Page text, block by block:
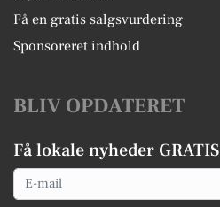
Få en gratis salgsvurdering
Sponsoreret indhold
BLIV OPDATERET
Få lokale nyheder GRATIS
Email